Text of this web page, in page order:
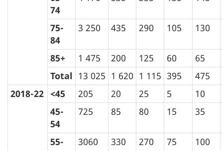
74
75-
84
3 250 435 290 105 130
85+ 1 475 200 125 60
65
Total 13 025 1 620 1 115 395
475
2018-22 <45 205 20 25 5
10
45-
54
725 85 80 15 35
55-
3060 330 270 75 100